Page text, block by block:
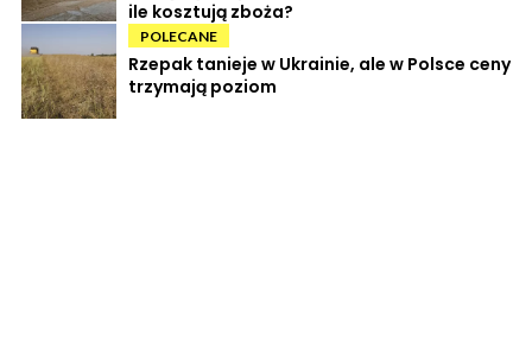
ile kosztują zboża?
POLECANE
Rzepak tanieje w Ukrainie, ale w Polsce ceny
trzymają poziom